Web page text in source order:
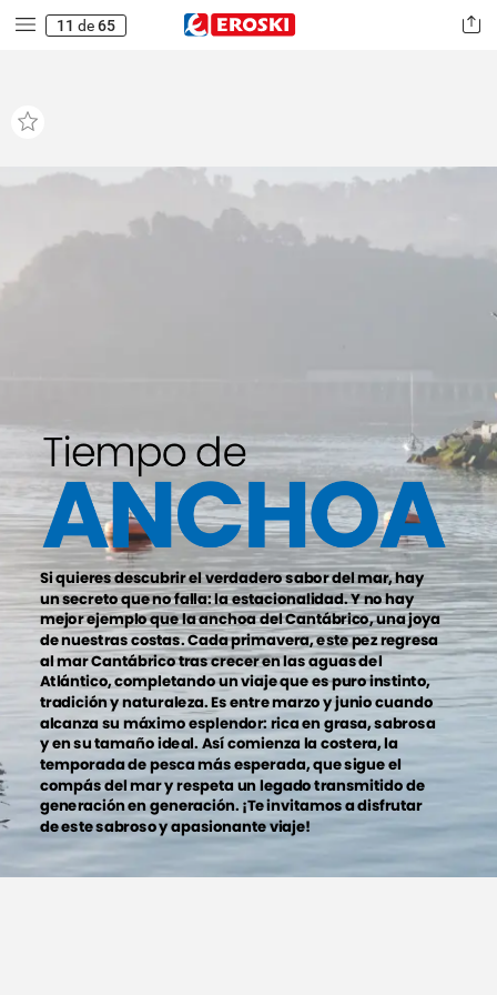
11 de65
Siquieresdescubrirelverdaderosabordelmar,hay
unsecretoquenofalla:laestacionalidad.Ynohay
mejorejemploquelaanchoadelCantábrico,unajoya
denuestrascostas.Cadaprimavera,estepezregresa
almarCantábricotrascrecerenlasaguasdel
Atlántico,completandounviajequeespuroinstinto,
tradiciónynaturaleza.Esentremarzoyjuniocuando
alcanzasu máximoesplendor:ricaengrasa,sabrosa
yensutamañoideal. Asícomienza lacostera,la
temporadadepescamásesperada,quesigueel
compásdelmaryrespeta unlegadotransmitidode
generaciónengeneración. ¡Teinvitamosadisfrutar
deestesabrosoyapasionanteviaje!
ANCHOA
Tiempode